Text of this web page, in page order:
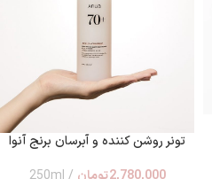
تونر روشن کننده و آبرسان برنج آنوا